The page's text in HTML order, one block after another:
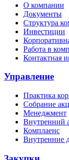
О компании
Документы
Структура
Инвестиции
Работа в
Контактная
Управление
Практика
Собрание
Менеджмент
Внутренний
Комплаенс
Внутренние